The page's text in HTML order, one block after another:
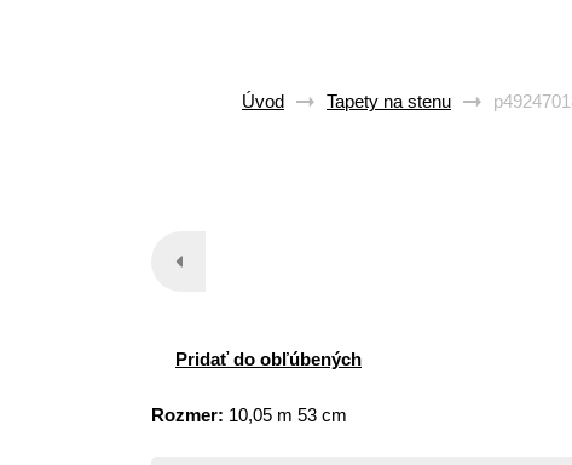
Úvod Tapety na stenu
Pridať do obľúbených
Rozmer: 10,05 m 53 cm